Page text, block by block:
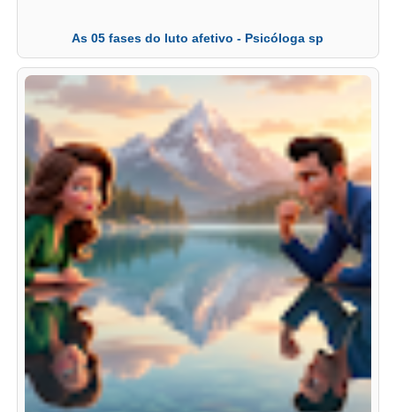
As 05 fases do luto afetivo - Psicóloga sp